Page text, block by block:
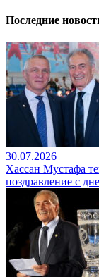
Последние
30.07.2026
Хассан Мустафа
поздравление с